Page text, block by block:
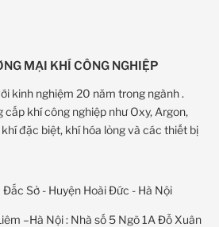
MẠI KHÍ CÔNG NGHIỆP
kinh nghiệm 20 năm trong ngành .
khí công nghiệp như Oxy, Argon,
khí đặc biệt, khí hóa lỏng và các thiết bị
Sở - Huyện Hoài Đức - Hà Nội
–Hà Nội : Nhà số 5 Ngõ 1A Đỗ Xuân